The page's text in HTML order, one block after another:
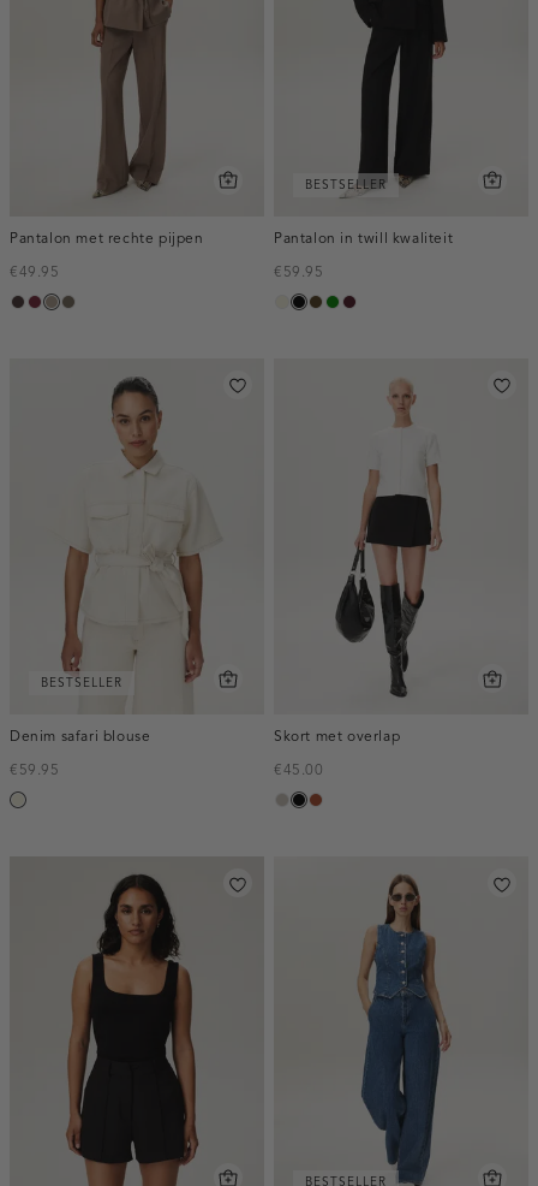
Pantalon met rechte pijpen
€49.95
choco,
bordeaux,
taupe,
bruin
BESTSELLER
Pantalon in twill kwaliteit
€59.95
ecru
zwart
toffee
groenpruim,
BESTSELLER
Denim safari blouse
€59.95
ecru
Skort met overlap
€45.00
taupe,
zwartbruin
BESTSELLER